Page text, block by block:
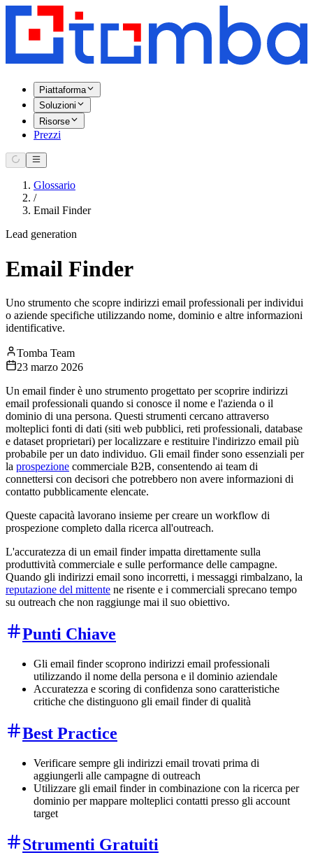
Piattaforma
Soluzioni
Risorse
Prezzi
Glossario
/
Email Finder
Lead generation
Email Finder
Uno strumento che scopre indirizzi email professionali per individui
o aziende specifiche utilizzando nome, dominio e altre informazioni
identificative.
Tomba Team
23 marzo 2026
Un email finder è uno strumento progettato per scoprire indirizzi
email professionali quando si conosce il nome e l'azienda o il
dominio di una persona. Questi strumenti cercano attraverso
molteplici fonti di dati (siti web pubblici, reti professionali, database
e dataset proprietari) per localizzare e restituire l'indirizzo email più
probabile per un dato individuo. Gli email finder sono essenziali per
la prospezione commerciale B2B, consentendo ai team di
connettersi con decisori che potrebbero non avere informazioni di
contatto pubblicamente elencate.
Queste capacità lavorano insieme per creare un workflow di
prospezione completo dalla ricerca all'outreach.
L'accuratezza di un email finder impatta direttamente sulla
produttività commerciale e sulle performance delle campagne.
Quando gli indirizzi email sono incorretti, i messaggi rimbalzano, la
reputazione del mittente ne risente e i commerciali sprecano tempo
su outreach che non raggiunge mai il suo obiettivo.
Punti Chiave
Gli email finder scoprono indirizzi email professionali
utilizzando il nome della persona e il dominio aziendale
Accuratezza e scoring di confidenza sono caratteristiche
critiche che distinguono gli email finder di qualità
Best Practice
Verificare sempre gli indirizzi email trovati prima di
aggiungerli alle campagne di outreach
Utilizzare gli email finder in combinazione con la ricerca per
dominio per mappare molteplici contatti presso gli account
target
Strumenti Gratuiti